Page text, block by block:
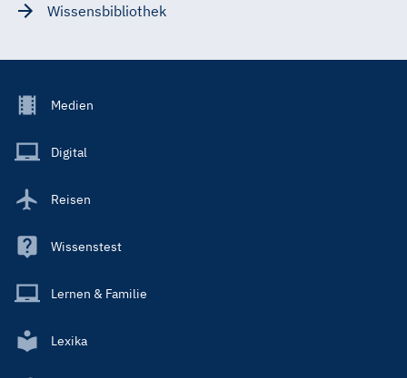
Wissensbibliothek
Footer
Main
Medien
Digital
Reisen
Wissenstest
Lernen & Familie
Lexika